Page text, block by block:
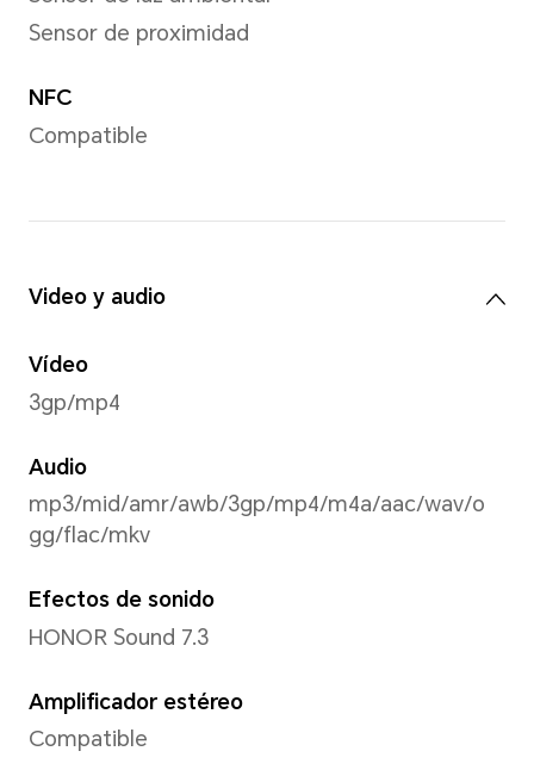
*Los píxeles pueden variar según
Resolución de imagen
Compatible con 3456x4608
Resolución de vídeo
Admite 2520x1080 píxeles
*La resolución real de la imagen
Admite grabación de vídeo